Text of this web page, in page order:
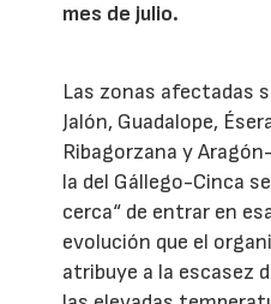
mes de julio.
Las zonas afectadas
Jalón, Guadalope,
Ribagorzana y
la del Gállego-Cinca
cerca“ de entrar en
evolución que el
atribuye a la escasez